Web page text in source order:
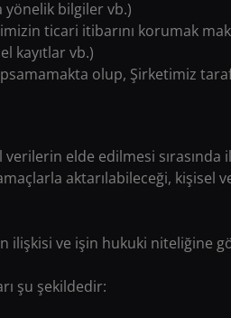
bilgiler vb.)
ticari itibarını korumak
kayıtlar vb.)
olup, Şirketimiz
elde edilmesi
aktarılabileceği, kişisel
ilişkisi ve işin hukuki niteliğine
şu şekildedir: